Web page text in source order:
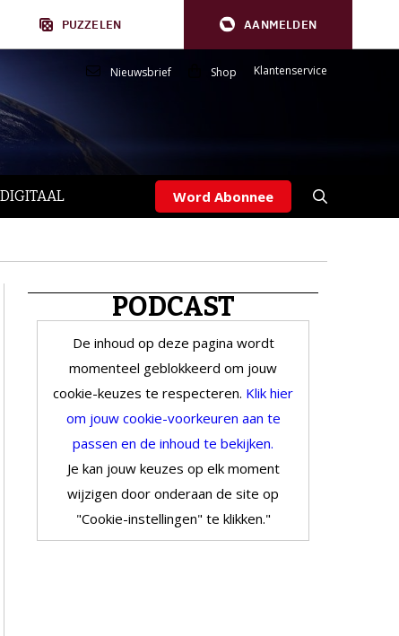
PUZZELEN AANMELDEN
Nieuwsbrief Shop Klantenservice
Word Abonnee
PODCAST
De inhoud op deze pagina wordt
momenteel geblokkeerd om jouw
cookie-keuzes te respecteren. Klik hier
om jouw cookie-voorkeuren aan te
passen en de inhoud te bekijken.
Je kan jouw keuzes op elk moment
wijzigen door onderaan de site op
"Cookie-instellingen" te klikken."